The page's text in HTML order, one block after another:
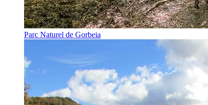
Parc Naturel de Gorbeia